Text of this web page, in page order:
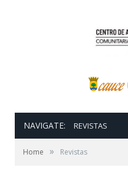
NAVIGATE: REVISTAS
Home » Revistas